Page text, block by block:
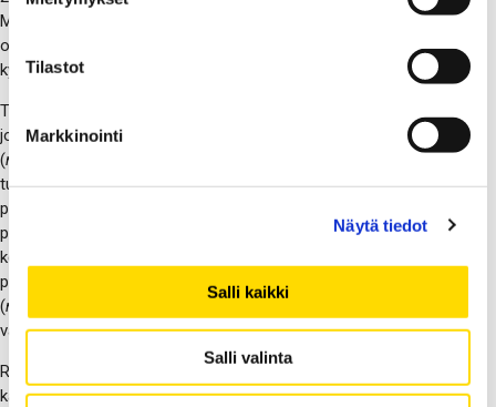
Tilastot
Markkinointi
Näytä tiedot
Salli kaikki
Salli valinta
Millaista olisi ekologisesti kestävä mediateknologia? Millaista
olisi mediatutkimus, joka yhdistäisi tutkimusperinteen juuret ja
kysymykset ekologisesta kestävyydestä
Työryhmässä haastamme tutkimuksellista lähestymistapaa,
jonka perustana on keskittyminen ongelmiin ja huolenaiheisiin
(matters of concern
, Latour 2004). Kuten feministinen hoivan
tutkija Maria Puig de la Bellacasa (2017) esittää, rajautuminen
pelkkään ongelmien tunnistamiseen jää helposti yleiseksi ja
persoonattomaksi ja on siksi riittämätöntä
kestävyysongelmien ratkaisemiseksi. Hänen ehdottamansa
provokatiivinen feministinen vaihtoehto on keskittyä hoivaan
(matters of care
vaihtoehtojen kuvittelemiseen.
Ryhmään kutsutaan esityksiä, joissa tarkastellaan, millainen
kasvualusta on monitieteinen mediatutkimusta ja